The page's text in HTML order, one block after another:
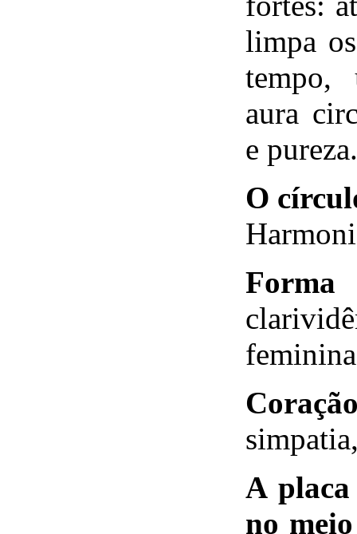
limpa
tempo,
aura
e pureza.
O
Forma
A
no meio